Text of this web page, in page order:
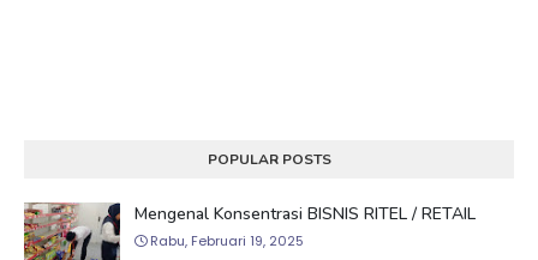
POPULAR POSTS
Mengenal Konsentrasi BISNIS RITEL / RETAIL
Rabu, Februari 19, 2025